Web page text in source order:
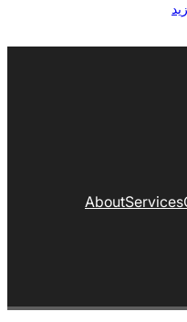
Services
About